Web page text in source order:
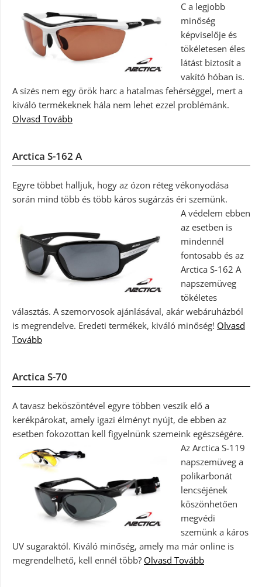
C a legjobb
minőség
képviselője és
tökéletesen éles
látást biztosít a
vakító hóban is.
A sízés nem egy örök harc a hatalmas fehérséggel, mert a
kiváló termékeknek hála nem lehet ezzel problémánk.
Olvasd Tovább
Arctica S-162 A
Egyre többet halljuk, hogy az ózon réteg vékonyodása
során mind több és több káros sugárzás éri szemünk.
A védelem ebben
az esetben is
mindennél
fontosabb és az
Arctica S-162 A
napszemüveg
tökéletes
választás. A szemorvosok ajánlásával, akár webáruházból
is megrendelve. Eredeti termékek, kiváló minőség! Olvasd
Tovább
Arctica S-70
A tavasz beköszöntével egyre többen veszik elő a
kerékpárokat, amely igazi élményt nyújt, de ebben az
esetben fokozottan kell figyelnünk szemeink egészségére.
Az Arctica S-119
napszemüveg a
polikarbonát
lencséjének
köszönhetően
megvédi
szemünk a káros
UV sugaraktól. Kiváló minőség, amely ma már online is
megrendelhető, kell ennél több? Olvasd Tovább